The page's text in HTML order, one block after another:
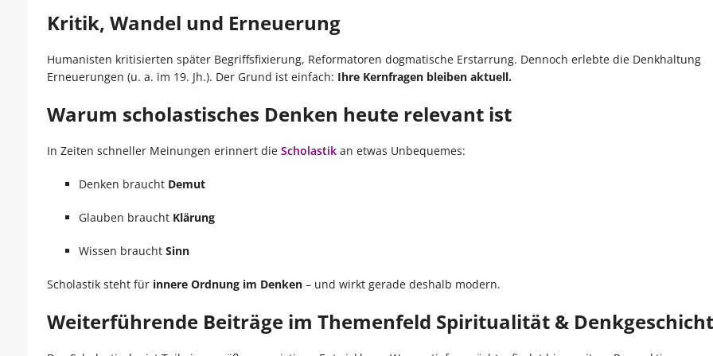
Kritik, Wandel und Erneuerung
Humanisten kritisierten später Begriffsfixierung, Reformatoren dogmatische Erstarrung. Dennoch erlebte die Denkhaltung
Erneuerungen (u. a. im 19. Jh.). Der Grund ist einfach: Ihre Kernfragen bleiben aktuell.
Warum scholastisches Denken heute relevant ist
In Zeiten schneller Meinungen erinnert dieScholastikan etwas Unbequemes:
Denken braucht Demut
Glauben braucht Klärung
Wissen braucht Sinn
Scholastik steht für innere Ordnung im Denken– und wirkt gerade deshalb modern.
Weiterführende Beiträge im Themenfeld Spiritualität &